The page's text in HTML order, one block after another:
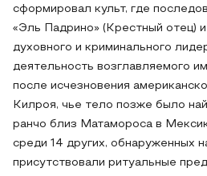
сформировал культ, где
«Эль Падрино» (Крестный отец) и
духовного и криминального
деятельность возглавляемого
после исчезновения
Килроя, чье тело позже было
ранчо близ Матамороса в
среди 14 других, обнаруженных
присутствовали ритуальные